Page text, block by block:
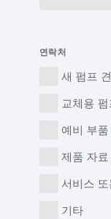
연락처
새 펌프
교체용
예비 부품
제품 자료
서비스
기타